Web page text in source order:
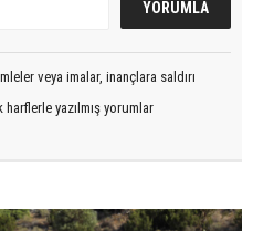
veya imalar, inançlara saldırı
yazılmış yorumlar